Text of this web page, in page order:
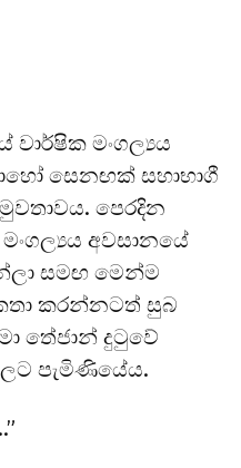
වාර්ෂික මංගල්‍යය
සෙනඟක් සහාභාගී
පෙරදින
අවසානයේ
සමඟ මෙන්ම
කරන්නටත් සුබ
තේජාන් දුටුවේ
පැමිණියේය.